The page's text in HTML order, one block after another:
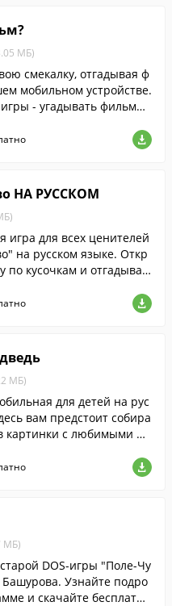
МБ)
смекалку, отгадывая ф
мобильном устройстве.
- угадывать фильмы
НА РУССКОМ
игра для всех ценителей
на русском языке. Откр
по кусочкам и отгадывай
МБ)
для детей на рус
вам предстоит собира
картинки с любимыми пе
МБ)
DOS-игры "Поле-Чу
Узнайте подро
и скачайте бесплатн